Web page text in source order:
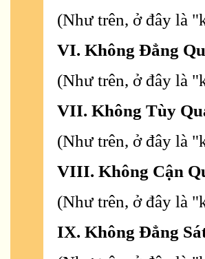
(Như trên, ở đây là
VI. Không Ðẳng
(Như trên, ở đây là
VII. Không Tùy
(Như trên, ở đây là
VIII. Không Cận
(Như trên, ở đây là
IX. Không Ðẳng